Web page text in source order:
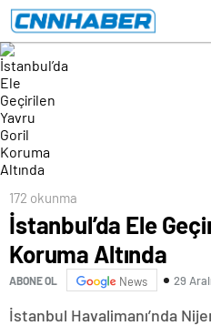
172 okunma
İstanbul’da Ele
Koruma Altında
ABONE OL News 29
İstanbul Havalimanı’nda